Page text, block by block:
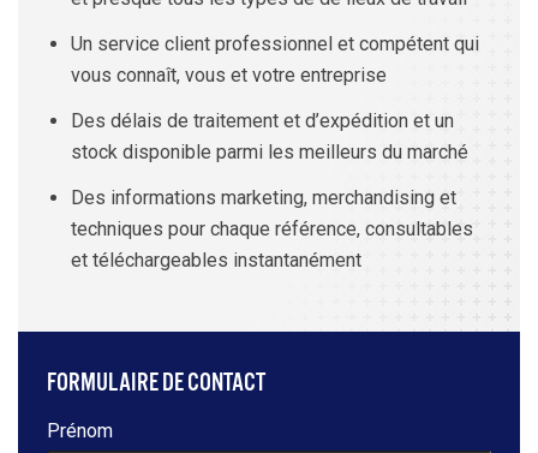
Un service client professionnel et compétent qui
vous connaît, vous et votre entreprise
Des délais de traitement et d’expédition et un
stock disponible parmi les meilleurs du marché
Des informations marketing, merchandising et
techniques pour chaque référence, consultables
et téléchargeables instantanément
FORMULAIRE DE CONTACT
Prénom